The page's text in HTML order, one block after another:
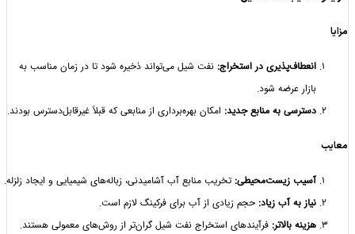
انعطاف‌پذیری در استخراج: نفت شیل می‌تواند ذخیره شود تا در زمان مناسب به
بازار عرضه شود.
دسترسی به منابع جدید:امکان بهره‌برداری از منابعی که قبلاً غیرقابل‌دسترس بودند.
آسیب زیست‌محیطی:تخریب منابع آب آشامیدنی، زباله‌های شیمیایی و ایجاد زلزله.
نیاز به آب زیاد:حجم زیادی از آب برای فرکینگ لازم است.
هزینه بالاتر:فرآیندهای استخراج نفت شیل گران‌تر از روش‌های معمولی هستند.